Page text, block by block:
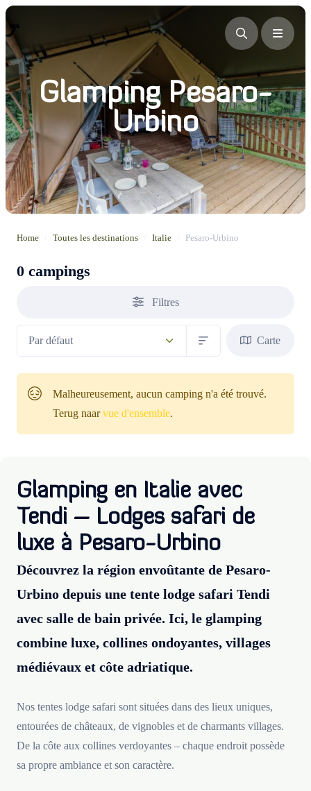
Glamping Pesaro-
Urbino
Home Toutes les destinations Italie Pesaro-Urbino
0 campings
Filtres
Carte
Malheureusement, aucun camping n'a été trouvé.
Terug naarvue d'ensemble.
Glamping en Italie avec
Tendi – Lodges safari de
luxe à Pesaro-Urbino
Découvrez la région envoûtante de Pesaro-
Urbino depuis une tente lodge safari Tendi
avec salle de bain privée. Ici, le glamping
combine luxe, collines ondoyantes, villages
médiévaux et côte adriatique.
Nos tentes lodge safari sont situées dans des lieux uniques,
entourées de châteaux, de vignobles et de charmants villages.
De la côte aux collines verdoyantes – chaque endroit possède
sa propre ambiance et son caractère.